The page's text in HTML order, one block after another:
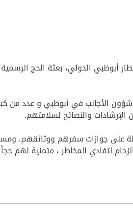
أبوظبي الدولي، بعثة الحج
الأجانب في أبوظبي و عدد من
والنصائح لسلامتهم.
على جوازات سفرهم ووثائقهم،
لتفادي المخاطر ، متمنية لهم